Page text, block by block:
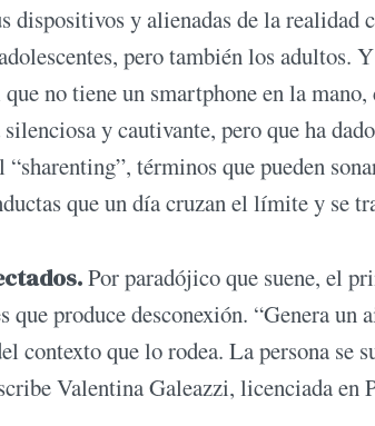
dispositivos y alienadas de la
pero también los adultos.
que no tiene un smartphone en la
y cautivante, pero que ha
“sharenting”, términos que pueden
que un día cruzan el límite y se
Por paradójico que suene, el
que produce desconexión. “Genera
contexto que lo rodea. La persona se
Valentina Galeazzi, licenciada en